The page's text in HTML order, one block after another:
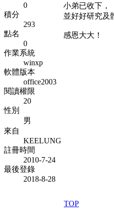
0
積分
293
點名
0
作業系統
winxp
軟體版本
office2003
閱讀權限
20
性別
男
來自
KEELUNG
註冊時間
2010-7-24
最後登錄
2018-8-28
小弟已收下，
並好好研究及
感恩大大！
TOP